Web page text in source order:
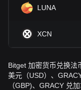
LUNA
XCN
Bitget 加密货币兑换法
美元（USD）、
（GBP)、GRACY 兑